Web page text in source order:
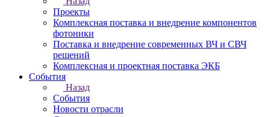
Проекты
Комплексная поставка и внедрение компонентов
фотоники
Поставка и внедрение современных ВЧ и СВЧ
решений
Комплексная и проектная поставка ЭКБ
События
Назад
События
Новости отрасли